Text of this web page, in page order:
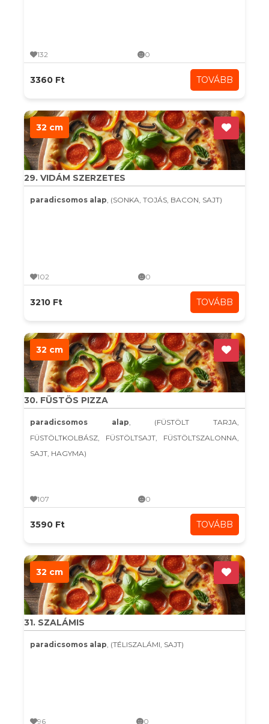
132 0
3360 Ft TOVÁBB
32 cm
29. VIDÁM SZERZETES
paradicsomos alap, (SONKA, TOJÁS, BACON, SAJT)
102 0
3210 Ft TOVÁBB
32 cm
30. FÜSTÖS PIZZA
paradicsomos alap, (FÜSTÖLT TARJA,
FÜSTÖLTKOLBÁSZ, FÜSTÖLTSAJT, FÜSTÖLTSZALONNA,
SAJT, HAGYMA)
107 0
3590 Ft TOVÁBB
32 cm
31. SZALÁMIS
paradicsomos alap, (TÉLISZALÁMI, SAJT)
96 0